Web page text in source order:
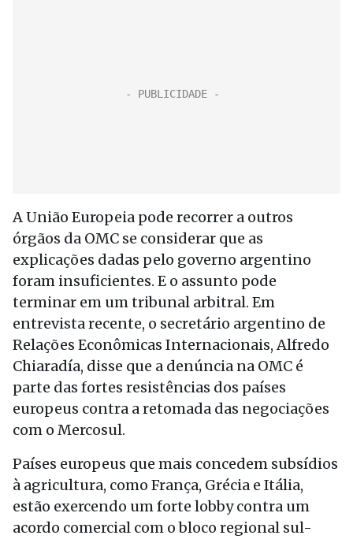
A União Europeia pode recorrer a outros
órgãos da OMC se considerar que as
explicações dadas pelo governo argentino
foram insuficientes. E o assunto pode
terminar em um tribunal arbitral. Em
entrevista recente, o secretário argentino de
Relações Econômicas Internacionais, Alfredo
Chiaradía, disse que a denúncia na OMC é
parte das fortes resistências dos países
europeus contra a retomada das negociações
com o Mercosul.
Países europeus que mais concedem subsídios
à agricultura, como França, Grécia e Itália,
estão exercendo um forte lobby contra um
acordo comercial com o bloco regional sul-